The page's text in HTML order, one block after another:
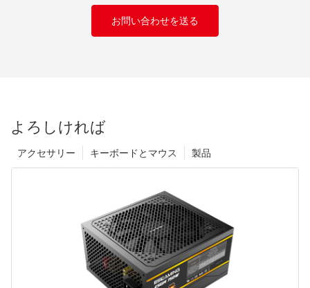
お問い合わせを送る
よろしければ
製品
キーボードとマウス
アクセサリー